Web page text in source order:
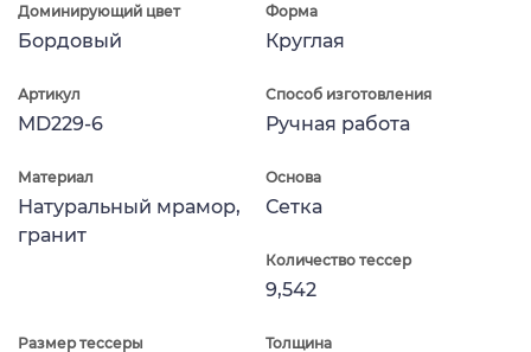
Доминирующий цвет
Бордовый
Форма
Круглая
Артикул
MD229-6
Способ изготовления
Ручная работа
Материал
Натуральный мрамор,
гранит
Основа
Сетка
Количество тессер
9,542
Размер тессеры Толщина